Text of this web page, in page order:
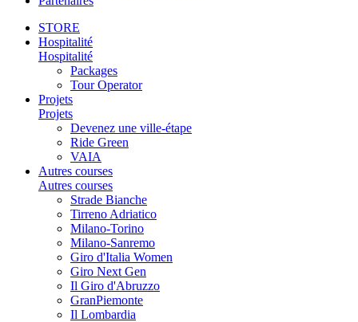
STORE
Hospitalité
Hospitalité
Packages
Tour Operator
Projets
Projets
Devenez une ville-étape
Ride Green
VAIA
Autres courses
Autres courses
Strade Bianche
Tirreno Adriatico
Milano-Torino
Milano-Sanremo
Giro d'Italia Women
Giro Next Gen
Il Giro d'Abruzzo
GranPiemonte
Il Lombardia